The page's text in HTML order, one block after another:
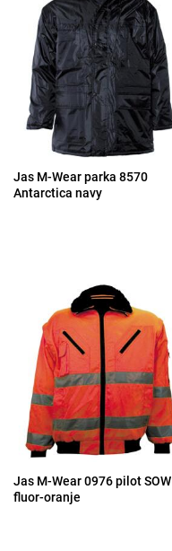
Jas M-Wear parka 8570
Antarctica navy
Jas M-Wear 0976 pilot SOW
fluor-oranje